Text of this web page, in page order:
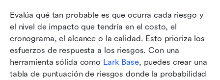
Evalúa qué tan probable es que ocurra cada riesgo y
el nivel de impacto que tendría en el costo, el
cronograma, el alcance o la calidad. Esto prioriza los
esfuerzos de respuesta a los riesgos. Con una
herramienta sólida como Lark Base, puedes crear una
tabla de puntuación de riesgos donde la probabilidad